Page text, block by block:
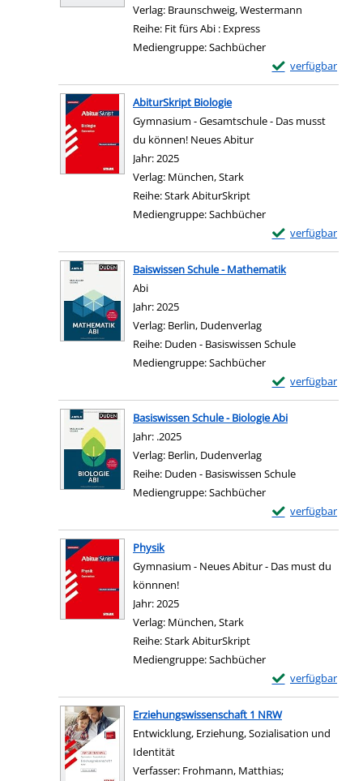
Verlag: Braunschweig, Westermann
Reihe: Fit fürs Abi : Express
Mediengruppe:Sachbücher
verfügbar
Exemplar-Details
Zum Download
AbiturSkript Biologie
Gymnasium - Gesamtschule - Das musst
du können! Neues Abitur
Suche nach diesem Verfasser
Jahr:2025
Verlag: München, Stark
Reihe:Stark AbiturSkript
Mediengruppe:Sachbücher
verfügbar
Exemplar-
Zum Download
Baiswissen Schule - Mathematik
Abi
Suche nach diesem Verfasser
Jahr:2025
Verlag: Berlin, Dudenverlag
Reihe: Duden - Basiswissen Schule
Mediengruppe:Sachbücher
verfügbar
Exemplar-Details
Zum Download
Basiswissen Schule - Biologie Abi
Suche nach diesem Verfasser
Jahr: .2025
Verlag: Berlin, Dudenverlag
Reihe: Duden - Basiswissen Schule
Mediengruppe:Sachbücher
verfügbar
Exemplar-Details
Zum Download
Physik
Gymnasium - Neues Abitur - Das must du
könnnen!
Suche nach diesem Verfasser
Jahr:2025
Verlag: München, Stark
Reihe:Stark AbiturSkript
Mediengruppe:Sachbücher
verfügbar
Exemplar-Details
Zum Download
Erziehungswissenschaft 1 NRW
Entwicklung, Erziehung, Sozialisation und
Identität
Verfasser: Frohmann, Matthias;